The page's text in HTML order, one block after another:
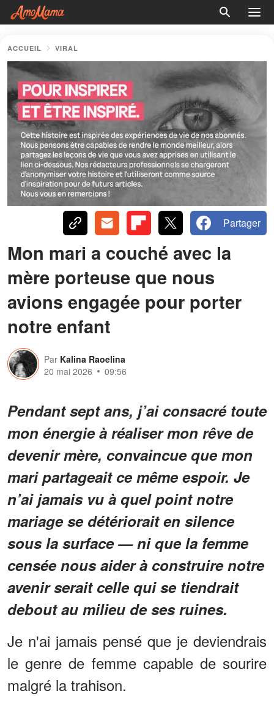
ACCUEIL VIRAL
Partager
Mon mari a couché avec la
mère porteuse que nous
avions engagée pour porter
notre enfant
Par Kalina Raoelina
20 mai 2026
09:56
Pendant sept ans, j’ai consacré toute
mon énergie à réaliser mon rêve de
devenir mère, convaincue que mon
mari partageait ce même espoir. Je
n’ai jamais vu à quel point notre
mariage se détériorait en silence
sous la surface — ni que la femme
censée nous aider à construire notre
avenir serait celle qui se tiendrait
debout au milieu de ses ruines.
Je n'ai jamais pensé que je deviendrais
le genre de femme capable de sourire
malgré la trahison.